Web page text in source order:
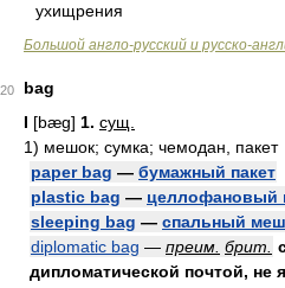
ухищрения
Большой англо-русский и русско-
20
bag
I [bæg] 1. сущ.
1) мешок; сумка; чемодан, пакет
paper bag — бумажный пакет
plastic bag — целлофановый
sleeping bag — спальный
diplomatic bag — преим. брит.
дипломатической почтой,